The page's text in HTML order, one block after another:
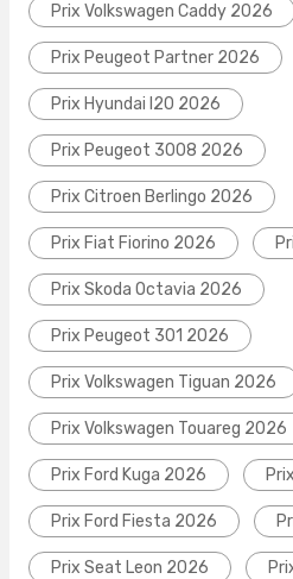
Prix Volkswagen Caddy 2026
Prix Peugeot Partner 2026
Prix Hyundai I20 2026
Prix Peugeot 3008 2026
Prix Citroen Berlingo 2026
Prix Fiat Fiorino 2026
Prix Skoda Octavia 2026
Prix Peugeot 301 2026
Prix Volkswagen Tiguan 2026
Prix Volkswagen Touareg 2026
Prix Ford Kuga 2026
Prix Ford Fiesta 2026
Prix Seat Leon 2026